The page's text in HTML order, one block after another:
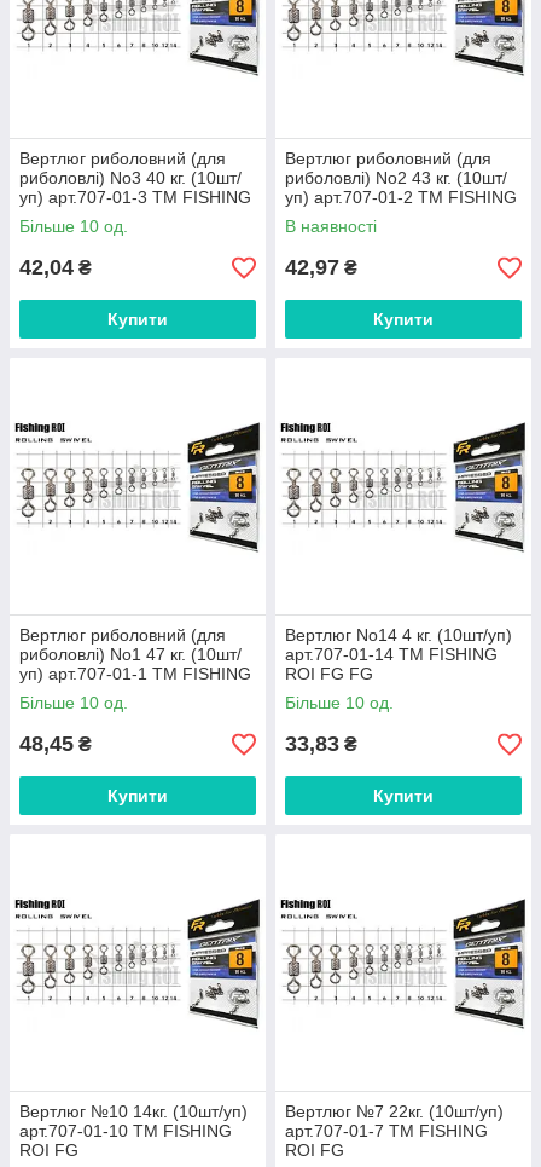
Вертлюг риболовний (для
риболовлі) No3 40 кг. (10шт/
уп) арт.707-01-3 ТМ FISHING
ROI FG
Більше 10 од.
42,04 ₴
Купити
Вертлюг риболовний (для
риболовлі) No2 43 кг. (10шт/
уп) арт.707-01-2 ТМ FISHING
ROI FG
В наявності
42,97 ₴
Купити
Вертлюг риболовний (для
риболовлі) No1 47 кг. (10шт/
уп) арт.707-01-1 ТМ FISHING
ROI FG
Більше 10 од.
48,45 ₴
Купити
Вертлюг No14 4 кг. (10шт/уп)
арт.707-01-14 ТМ FISHING
ROI FG FG
Більше 10 од.
33,83 ₴
Купити
Вертлюг №10 14кг. (10шт/уп)
арт.707-01-10 ТМ FISHING
ROI FG
Вертлюг №7 22кг. (10шт/уп)
арт.707-01-7 ТМ FISHING
ROI FG